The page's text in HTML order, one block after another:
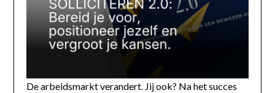
De arbeidsmarkt verandert. Jij ook? Na het succes